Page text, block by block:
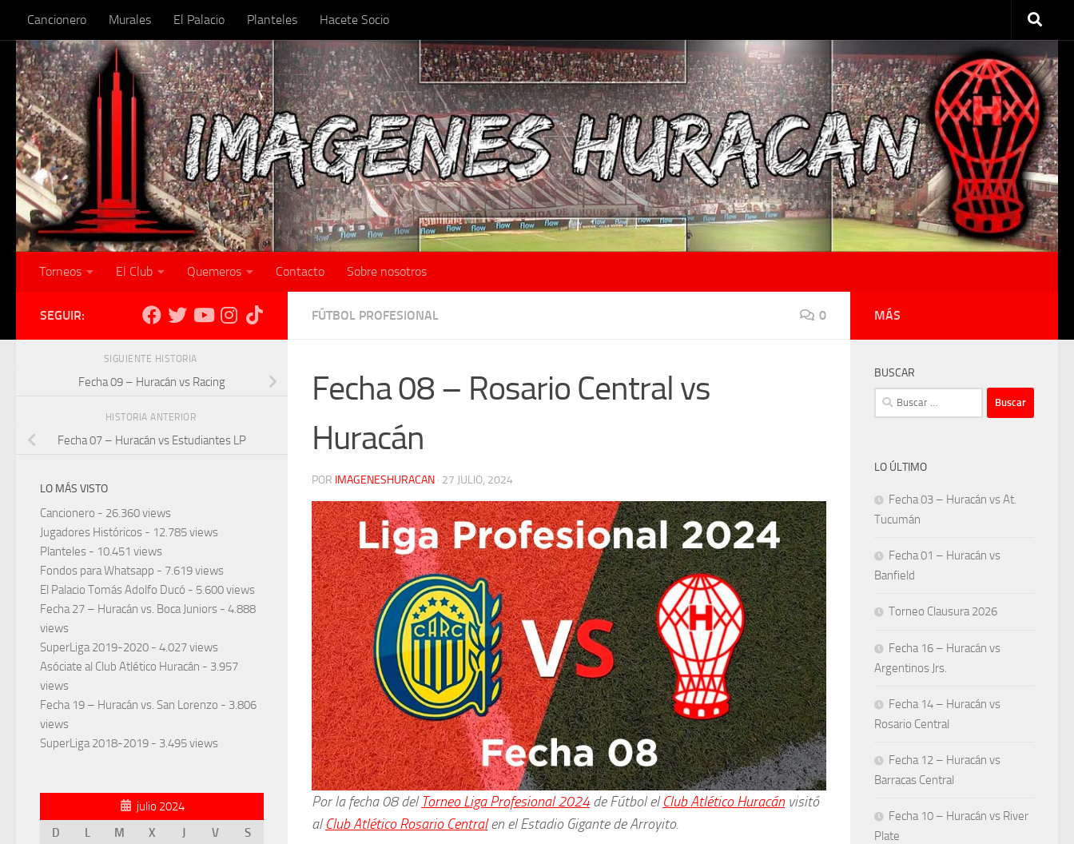
Skip to content
Cancionero Murales El Palacio Planteles Hacete Socio
Torneos El Club Quemeros Contacto Sobre nosotros
FÚTBOL PROFESIONAL 0
Fecha 08 – Rosario Central vs
Huracán
POR IMAGENESHURACAN · 27 JULIO, 2024
Por la fecha 08 del Torneo Liga Profesional 2024 de Fútbol elClub Atlético Huracánvisitó
alClub Atlético Rosario Centralen el Estadio Gigante de Arroyito.
SEGUIR:
SIGUIENTE HISTORIA
Fecha 09 – Huracán vs Racing
HISTORIA ANTERIOR
Fecha 07 – Huracán vs Estudiantes LP
LO MÁS VISTO
Cancionero - 26.360 views
Jugadores Históricos - 12.785 views
Planteles - 10.451 views
Fondos para Whatsapp - 7.619 views
El Palacio Tomás Adolfo Ducó - 5.600 views
Fecha 27 – Huracán vs. Boca Juniors - 4.888
views
SuperLiga 2019-2020 - 4.027 views
Asóciate al Club Atlético Huracán - 3.957
views
Fecha 19 – Huracán vs. San Lorenzo - 3.806
views
SuperLiga 2018-2019 - 3.495 views
julio 2024
D
L M X J V
S
MÁS
BUSCAR
Buscar:
LO ÚLTIMO
Fecha 03 – Huracán vs At.
Tucumán
Fecha 01 – Huracán vs
Banfield
Torneo Clausura 2026
Fecha 16 – Huracán vs
Argentinos Jrs.
Fecha 14 – Huracán vs
Rosario Central
Fecha 12 – Huracán vs
Barracas Central
Fecha 10 – Huracán vs River
Plate